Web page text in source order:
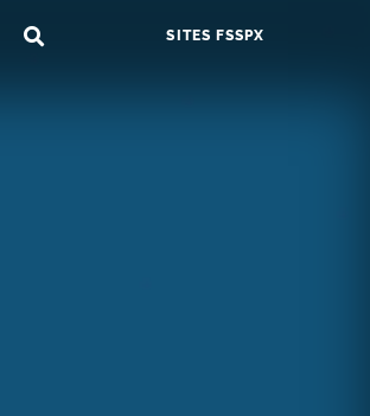
SITES FSSPX